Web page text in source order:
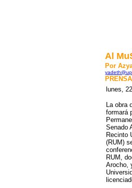
Al
Por
lunes,
La obra
formará
Senado
Recinto
(RUM)
RUM,
Arocho,